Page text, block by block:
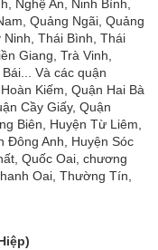
Nghệ An, Ninh Bình,
Quảng Ngãi, Quảng
Ninh, Thái Bình, Thái
Giang, Trà Vinh,
Và các quận
Kiếm, Quận Hai Bà
Cầy Giấy, Quận
Biên, Huyện Từ Liêm,
Đông Anh, Huyện Sóc
Quốc Oai, chương
Oai, Thường Tín,